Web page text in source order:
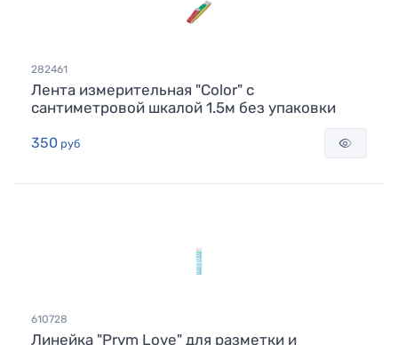
282461
Лента измерительная "Color" с
сантиметровой шкалой 1.5м без упаковки
350 руб
610728
Линейка "Prym Love" для разметки и